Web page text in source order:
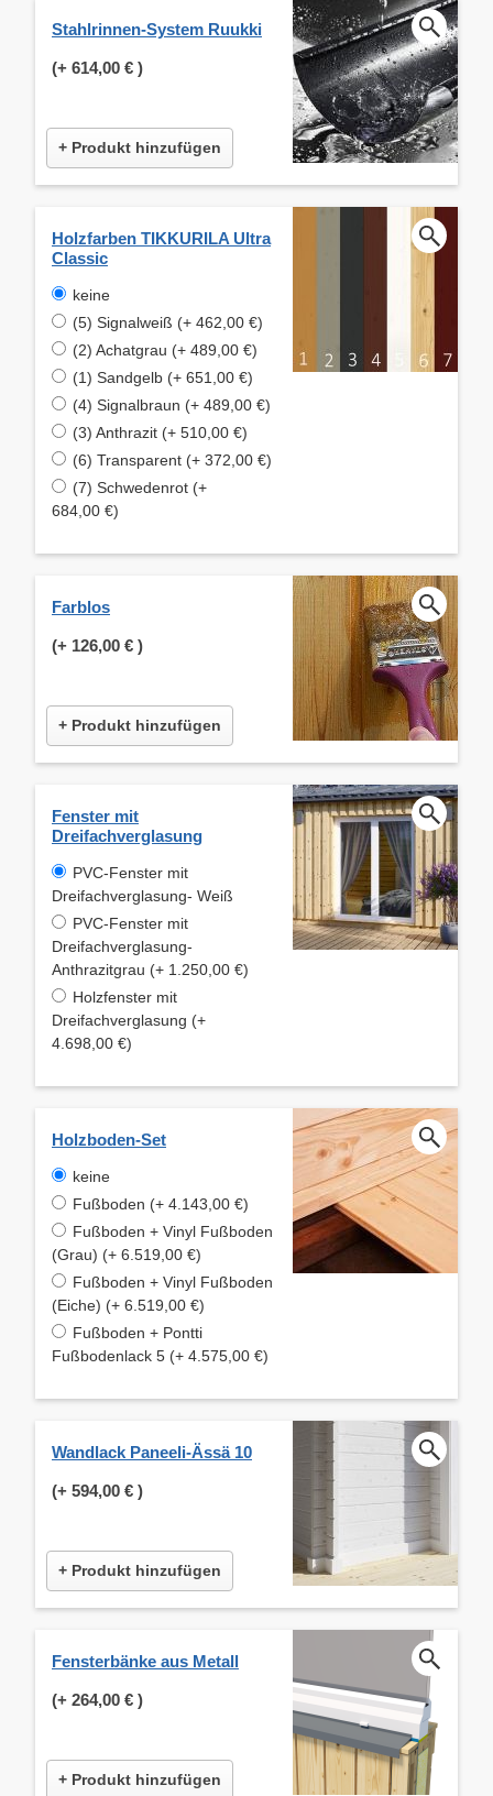
Stahlrinnen-System Ruukki
(+ 614,00 € )
+ Produkt hinzufügen
Holzfarben TIKKURILA Ultra
Classic
keine
(5) Signalweiß (+ 462,00 €)
(2) Achatgrau (+ 489,00 €)
(1) Sandgelb (+ 651,00 €)
(4) Signalbraun (+ 489,00 €)
(3) Anthrazit (+ 510,00 €)
(6) Transparent (+ 372,00 €)
(7) Schwedenrot (+
684,00 €)
Farblos
(+ 126,00 € )
+ Produkt hinzufügen
Fenster mit
Dreifachverglasung
PVC-Fenster mit
Dreifachverglasung- Weiß
PVC-Fenster mit
Dreifachverglasung-
Anthrazitgrau (+ 1.250,00 €)
Holzfenster mit
Dreifachverglasung (+
4.698,00 €)
Holzboden-Set
keine
Fußboden (+ 4.143,00 €)
Fußboden + Vinyl Fußboden
(Grau) (+ 6.519,00 €)
Fußboden + Vinyl Fußboden
(Eiche) (+ 6.519,00 €)
Fußboden + Pontti
Fußbodenlack 5 (+ 4.575,00 €)
Wandlack Paneeli-Ässä 10
(+ 594,00 € )
+ Produkt hinzufügen
Fensterbänke aus Metall
(+ 264,00 € )
+ Produkt hinzufügen